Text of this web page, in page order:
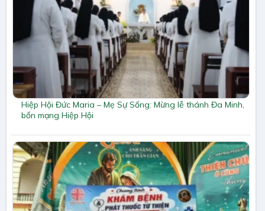
Hiệp Hội Đức Maria – Mẹ Sự Sống: Mừng lễ thánh Đa Minh,
bổn mạng Hiệp Hội